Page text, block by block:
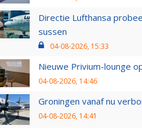
Directie Lufthansa
sussen
04-08-2026, 15:33
Nieuwe Privium-lounge
04-08-2026, 14:46
Groningen vanaf nu
04-08-2026, 14:41